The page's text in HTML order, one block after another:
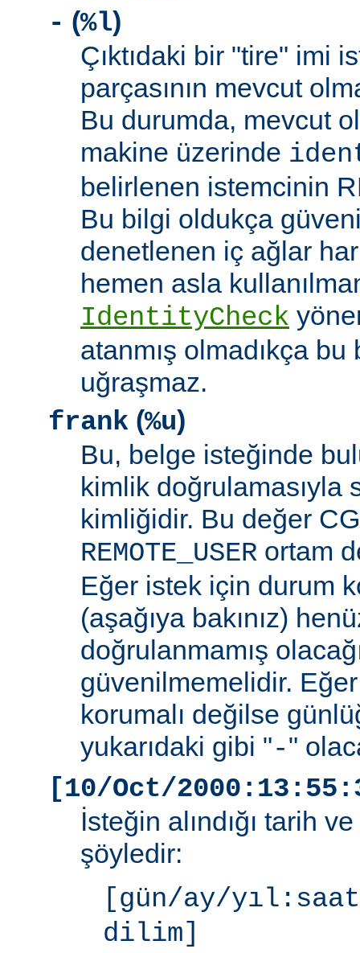
- (%l)
Çıktıdaki bir "tire" imi
parçasının mevcut
Bu durumda, mevcut
makine üzerinde
belirlenen istemcinin
Bu bilgi oldukça
denetlenen iç ağlar
hemen asla
IdentityCheck
atanmış olmadıkça
uğraşmaz.
frank (%u)
Bu, belge isteğinde
kimlik doğrulamasıyla
kimliğidir. Bu değer
REMOTE_USER ortam
Eğer istek için durum
(aşağıya bakınız)
doğrulanmamış
güvenilmemelidir.
korumalı değilse
yukarıdaki gibi "-"
[10/Oct/
İsteğin alındığı tarih
şöyledir:
[gün/ay/
dilim]